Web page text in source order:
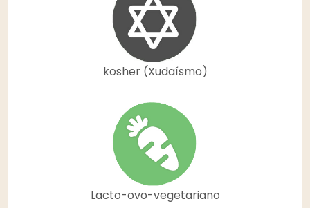
kosher (Xudaísmo)
Lacto-ovo-vegetariano